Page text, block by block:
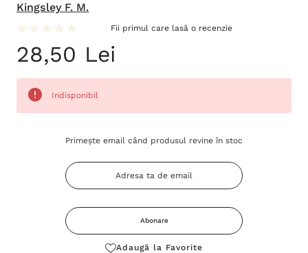
Kingsley F. M.
Fii primul care lasă o recenzie
28,50 Lei
Indisponibil
Primește email când produsul revine în stoc
Abonare
Adaugă la Favorite